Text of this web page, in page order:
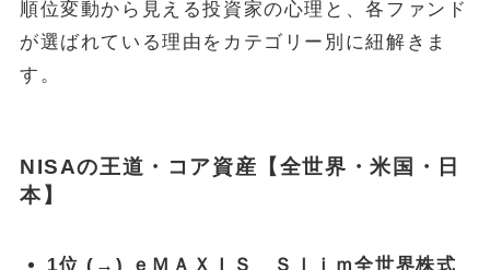
順位変動から見える投資家の心理と、各ファンド
が選ばれている理由をカテゴリー別に紐解きま
す。
NISAの王道・コア資産【全世界・米国・日
本】
1位 (→) ｅＭＡＸＩＳ Ｓｌｉｍ全世界株式